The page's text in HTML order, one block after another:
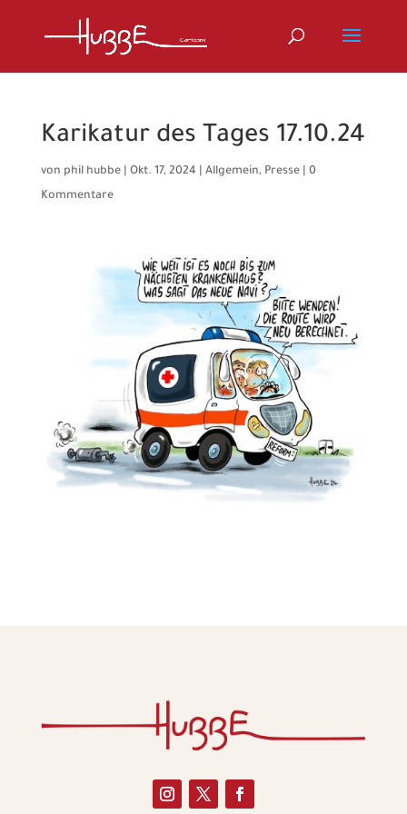
Karikatur des Tages 17.10.24
von phil hubbe| Okt. 17, 2024| Allgemein, Presse| 0
Kommentare